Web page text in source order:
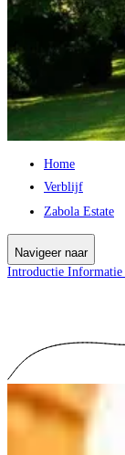
Home
Verblijf
Zabola Estate
Navigeer naar
Introductie Informatie